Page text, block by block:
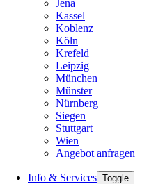
Jena
Kassel
Koblenz
Köln
Krefeld
Leipzig
München
Münster
Nürnberg
Siegen
Stuttgart
Wien
Angebot anfragen
Info & Services Toggle